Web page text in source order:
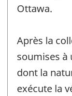
Ottawa.
Après la
soumises
dont la
exécute la